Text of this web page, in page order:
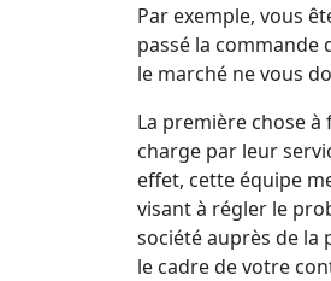
Par exemple, vous
passé la commande
le marché ne vous
La première chose
charge par leur
effet, cette équipe
visant à régler le
société auprès de la
le cadre de votre